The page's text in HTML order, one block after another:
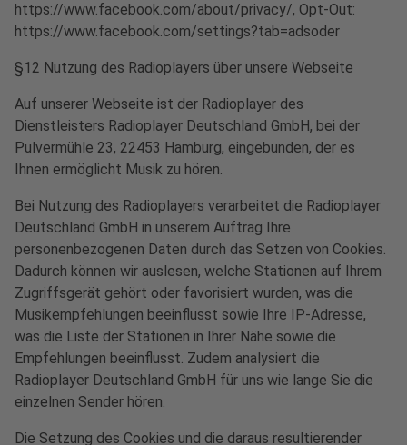
https://www.facebook.com/about/privacy/, Opt-Out:
https://www.facebook.com/settings?tab=adsoder
§12 Nutzung des Radioplayers über unsere Webseite
Auf unserer Webseite ist der Radioplayer des
Dienstleisters Radioplayer Deutschland GmbH, bei der
Pulvermühle 23, 22453 Hamburg, eingebunden, der es
Ihnen ermöglicht Musik zu hören.
Bei Nutzung des Radioplayers verarbeitet die Radioplayer
Deutschland GmbH in unserem Auftrag Ihre
personenbezogenen Daten durch das Setzen von Cookies.
Dadurch können wir auslesen, welche Stationen auf Ihrem
Zugriffsgerät gehört oder favorisiert wurden, was die
Musikempfehlungen beeinflusst sowie Ihre IP-Adresse,
was die Liste der Stationen in Ihrer Nähe sowie die
Empfehlungen beeinflusst. Zudem analysiert die
Radioplayer Deutschland GmbH für uns wie lange Sie die
einzelnen Sender hören.
Die Setzung des Cookies und die daraus resultierender